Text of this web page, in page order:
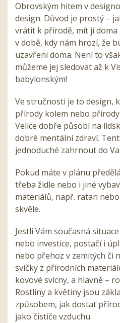
Obrovským hitem v
design. Důvod je prostý –
vrátit k přírodě, mít jí doma
v době, kdy nám hrozí, že
uzavřeni doma. Není to
můžeme jej sledovat až k
babylonským!
Ve stručnosti je to design,
přírody kolem nebo
Velice dobře působí na
dobré mentální zdraví.
jednoduché zahrnout do
Pokud máte v plánu
třeba židle nebo i jiné
materiálů, např. ratan
skvěle.
Jestli Vám současná
nebo investice, postačí i
nebo přehoz v zemitých či
svíčky z přírodních
kovové svícny, a hlavně –
Rostliny a květiny jsou
způsobem, jak dostat
jako čističe vzduchu.